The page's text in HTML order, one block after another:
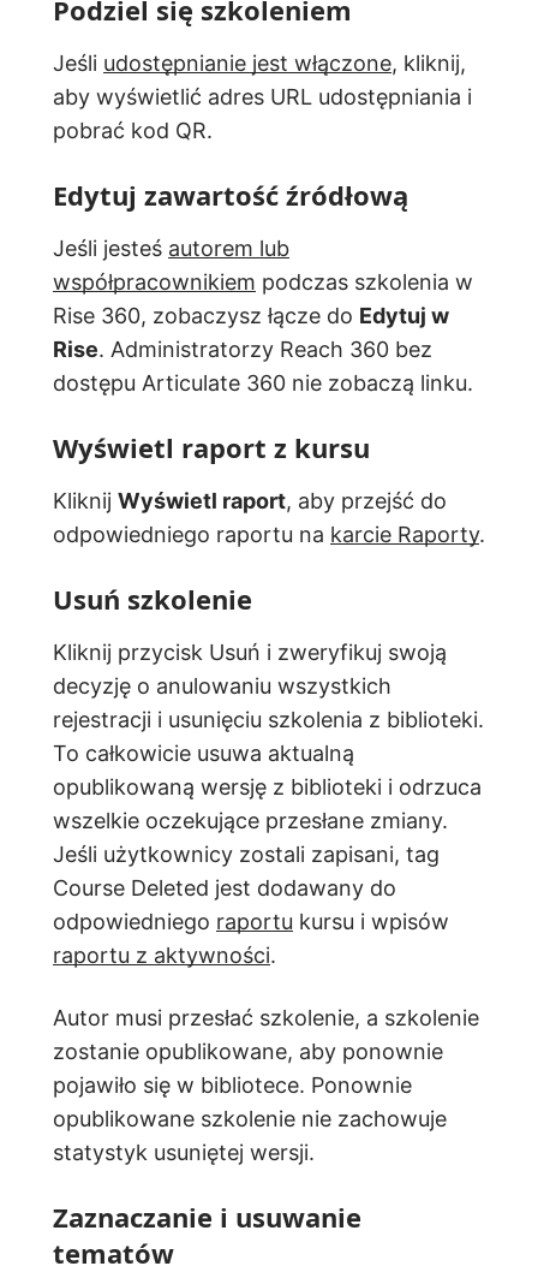
Podziel się szkoleniem
Jeśli udostępnianie jest włączone, kliknij,
aby wyświetlić adres URL udostępniania i
pobrać kod QR.
Edytuj zawartość źródłową
Jeśli jesteś autorem lub
współpracownikiem podczas szkolenia w
Rise 360, zobaczysz łącze do Edytuj w
Rise. Administratorzy Reach 360 bez
dostępu Articulate 360 nie zobaczą linku.
Wyświetl raport z kursu
Kliknij Wyświetl raport, aby przejść do
odpowiedniego raportu na karcie Raporty.
Usuń szkolenie
Kliknij przycisk Usuń i zweryfikuj swoją
decyzję o anulowaniu wszystkich
rejestracji i usunięciu szkolenia z biblioteki.
To całkowicie usuwa aktualną
opublikowaną wersję z biblioteki i odrzuca
wszelkie oczekujące przesłane zmiany.
Jeśli użytkownicy zostali zapisani, tag
Course Deleted jest dodawany do
odpowiedniego raportu kursu i wpisów
raportu z aktywności.
Autor musi przesłać szkolenie, a szkolenie
zostanie opublikowane, aby ponownie
pojawiło się w bibliotece. Ponownie
opublikowane szkolenie nie zachowuje
statystyk usuniętej wersji.
Zaznaczanie i usuwanie
tematów